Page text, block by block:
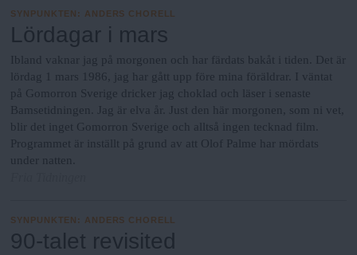
SYNPUNKTEN : ANDERS CHORELL
Lördagar i mars
Ibland vaknar jag på morgonen och har färdats bakåt i tiden. Det är
lördag 1 mars 1986, jag har gått upp före mina föräldrar. I väntat
på Gomorron Sverige dricker jag choklad och läser i senaste
Bamsetidningen. Jag är elva år. Just den här morgonen, som ni vet,
blir det inget Gomorron Sverige och alltså ingen tecknad film.
Programmet är inställt på grund av att Olof Palme har mördats
under natten.
SYNPUNKTEN : ANDERS CHORELL
90-talet revisited